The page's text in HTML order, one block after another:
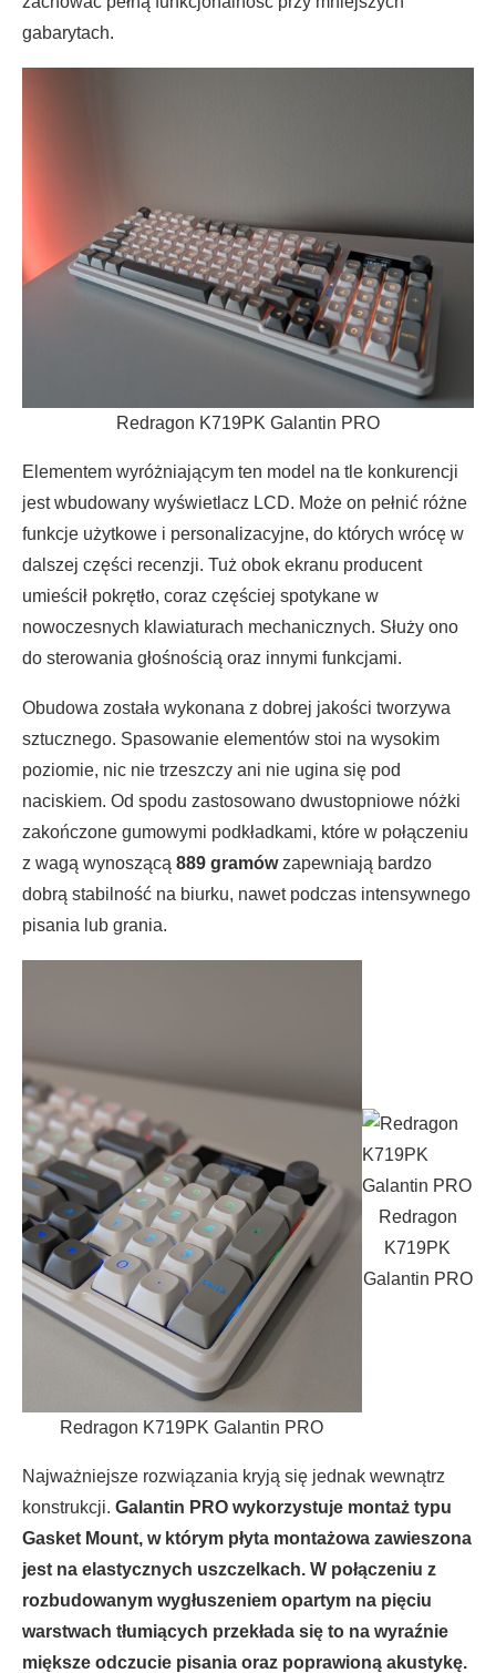
gabarytach.
Redragon K719PK Galantin PRO
Elementem wyróżniającym ten model na tle konkurencji
jest wbudowany wyświetlacz LCD. Może on pełnić różne
funkcje użytkowe i personalizacyjne, do których wrócę w
dalszej części recenzji. Tuż obok ekranu producent
umieścił pokrętło, coraz częściej spotykane w
nowoczesnych klawiaturach mechanicznych. Służy ono
do sterowania głośnością oraz innymi funkcjami.
Obudowa została wykonana z dobrej jakości tworzywa
sztucznego. Spasowanie elementów stoi na wysokim
poziomie, nic nie trzeszczy ani nie ugina się pod
naciskiem. Od spodu zastosowano dwustopniowe nóżki
zakończone gumowymi podkładkami, które w połączeniu
z wagą wynoszącą 889 gramówzapewniają bardzo
dobrą stabilność na biurku, nawet podczas intensywnego
pisania lub grania.
Redragon K719PK Galantin PRO
Redragon
K719PK
Galantin PRO
Najważniejsze rozwiązania kryją się jednak wewnątrz
konstrukcji. Galantin PRO wykorzystuje montaż typu
Gasket Mount, w którym płyta montażowa zawieszona
jest na elastycznych uszczelkach. W połączeniu z
rozbudowanym wygłuszeniem opartym na pięciu
warstwach tłumiących przekłada się to na wyraźnie
miększe odczucie pisania oraz poprawioną akustykę.